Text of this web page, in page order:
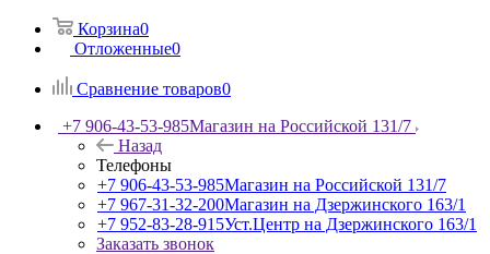
Корзина0
Отложенные0
Сравнение товаров0
+7 906-43-53-985Магазин на Российской 131/7
Назад
Телефоны
+7 906-43-53-985Магазин на Российской 131/7
+7 967-31-32-200Магазин на Дзержинского 163/1
+7 952-83-28-915Уст.Центр на Дзержинского 163/1
Заказать звонок